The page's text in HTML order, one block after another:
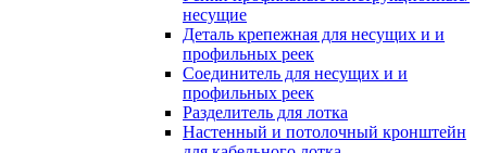
несущие
Деталь крепежная для несущих и и
профильных реек
Соединитель для несущих и и
профильных реек
Разделитель для лотка
Настенный и потолочный кронштейн